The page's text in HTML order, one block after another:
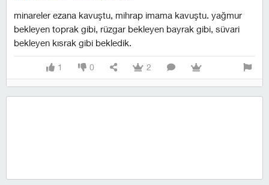
minareler ezana kavuştu, mihrap imama kavuştu. yağmur
bekleyen toprak gibi, rüzgar bekleyen bayrak gibi, süvari
bekleyen kısrak gibi bekledik.
1 0 2